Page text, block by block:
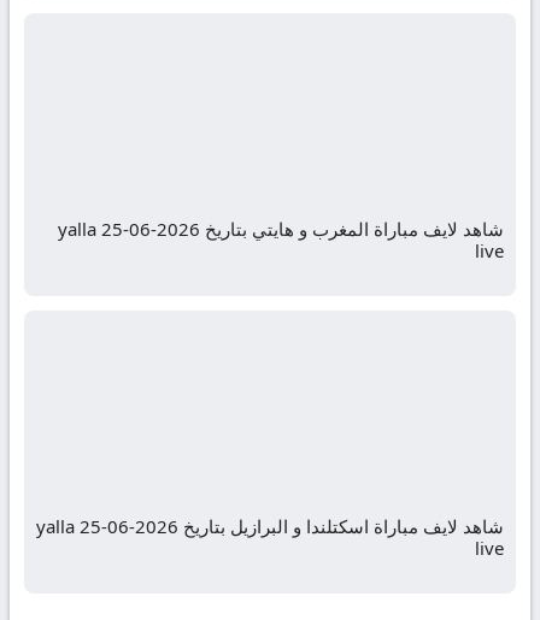
شاهد لايف مباراة المغرب و هايتي بتاريخ 2026-06-25 yalla
live
شاهد لايف مباراة اسكتلندا و البرازيل بتاريخ 2026-06-25 yalla
live